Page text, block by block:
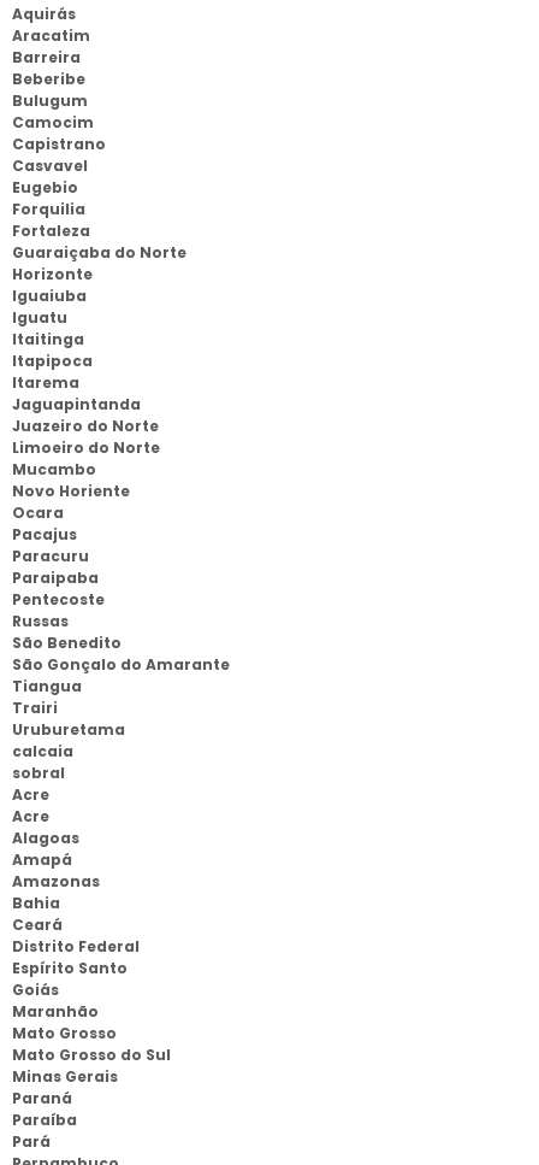
Aquirás
Aracatim
Barreira
Beberibe
Bulugum
Camocim
Capistrano
Casvavel
Eugebio
Forquilia
Fortaleza
Guaraiçaba do Norte
Horizonte
Iguaiuba
Iguatu
Itaitinga
Itapipoca
Itarema
Jaguapintanda
Juazeiro do Norte
Limoeiro do Norte
Mucambo
Novo Horiente
Ocara
Pacajus
Paracuru
Paraipaba
Pentecoste
Russas
São Benedito
São Gonçalo do Amarante
Tiangua
Trairi
Uruburetama
calcaia
sobral
Acre
Acre
Alagoas
Amapá
Amazonas
Bahia
Ceará
Distrito Federal
Espírito Santo
Goiás
Maranhão
Mato Grosso
Mato Grosso do Sul
Minas Gerais
Paraná
Paraíba
Pará